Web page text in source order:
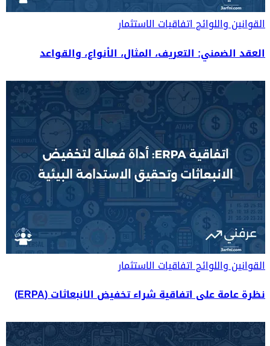
القوانين واللوائحاتفاقيات الاستثمار
العقد الضمني: التعريف، المثال، الأنواع، والقواعد
القوانين واللوائحاتفاقيات الاستثمار
نظرة عامة على اتفاقية شراء تخفيض الانبعاثات (ERPA)